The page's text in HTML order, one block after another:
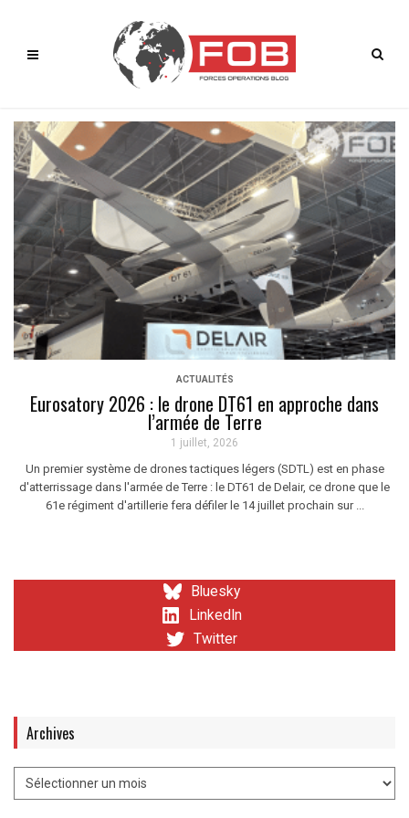
ACTUALITÉS
Eurosatory 2026 : le drone DT61 en approche dans
l’armée de Terre
1 juillet, 2026
Un premier système de drones tactiques légers (SDTL) est en phase
d'atterrissage dans l'armée de Terre : le DT61 de Delair, ce drone que le
61e régiment d'artillerie fera défiler le 14 juillet prochain sur ...
Bluesky
LinkedIn
Twitter
Archives